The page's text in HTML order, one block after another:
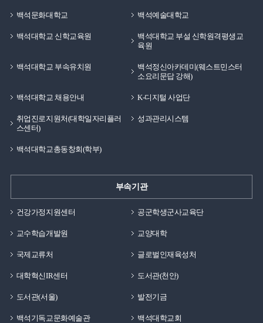
느꼈던 점들에 대해 소개해드렸는데요 제 후기가 많은
분들에게 도움이 됐으면 하는 마음을 가지며 글을
마무리하겠습니다. 백녹담의 다양한 소식 인스타그램 ㅣ
@baekseok_univ 유튜브 ㅣ 백석대학교 입학관리처 블로그
ㅣ https://blog.naver.com/buipsi0800 카카오톡 ㅣ
지원하는 복합 공간의 역할을 하고 있습니다.학생들은
자신의 필요에 따라 다양한 시설을 자유롭게 이용할 수
있습니다.외박 방법생활관에서는 입주생의 안전한 관리를
위해 외박 신청 제도를 운영하고 있습니다.외박이 필요한
경우 생활관 홈페이지 마이페이지를 통해 신청할 수
있습니다.신청은 당일 오후 11시까지 가능하며, 외박
외박은 생활관 규정 위반에 해당할 수 있으므로 주의가
공동생활을 위한 기본 사항입니다.원활한 생활관 이용을
예배백석생활관에서는 학생들을 위한 예배 프로그램도
운영하고 있습니다.아침예배는 오전 7시에 2층
컨퍼런스홀에서 진행됩니다.해당 구역 학생들은 요일에
캠퍼스비전 예배 참여도 권장하고 있습니다.예배는 백석홀
대강당과 소강당에서 진행되며 참여 학생에게는 상점이
있습니다.더 많은 백녹담은?유튜브 | 백석대학교
입학관리처인스타그램 | @baekseok_univ블로그 |
백석문화대학교 백석예술대학교
백석대학교 신학교육원
백석대학교 부설 신학원격평생교
육원
백석대학교 부속유치원
백석정신아카데미(웨스트민스터
소요리문답 강해)
백석대학교 채용안내 K-디지털 사업단
취업진로지원처(대학일자리플러
스센터)
성과관리시스템
백석대학교총동창회(학부)
부속기관
건강가정지원센터 공군학생군사교육단
교수학습개발원 교양대학
국제교류처 글로벌인재육성처
대학혁신IR센터 도서관(천안)
도서관(서울) 발전기금
백석기독교문화예술관 백석대학교회